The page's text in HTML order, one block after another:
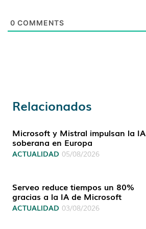
0 COMMENTS
Relacionados
Microsoft y Mistral impulsan la IA
soberana en Europa
ACTUALIDAD 05/08/2026
Serveo reduce tiempos un 80%
gracias a la IA de Microsoft
ACTUALIDAD 03/08/2026